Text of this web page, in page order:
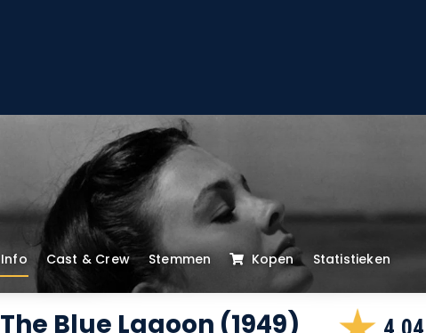
Info Cast & Crew Stemmen Kopen Statistieken
The Blue Lagoon (1949) 4,04